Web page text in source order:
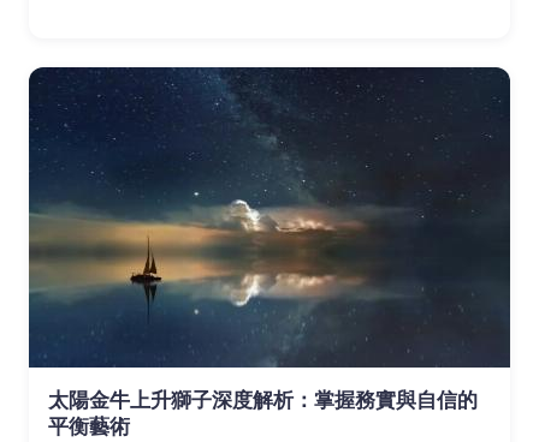
太陽金牛上升獅子深度解析：掌握務實與自信的
平衡藝術